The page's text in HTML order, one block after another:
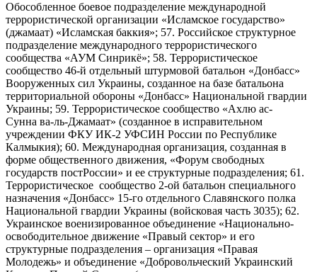
Обособленное боевое подразделение международной
террористической организации «Исламское государство»
(джамаат) «Исламская баккия»; 57. Российское структурное
подразделение международного террористического
сообщества «АУМ Синрикё»; 58. Террористическое
сообщество 46-й отдельный штурмовой батальон «Донбасс»
Вооруженных сил Украины, созданное на базе батальона
территориальной обороны «Донбасс» Национальной гвардии
Украины; 59. Террористическое сообщество «Ахлю ас-
Сунна ва-ль-Джамаат» (созданное в исправительном
учреждении ФКУ ИК-2 УФСИН России по Республике
Калмыкия); 60. Международная организация, созданная в
форме общественного движения, «Форум свободных
государств постРоссии» и ее структурные подразделения; 61.
Террористическое сообщество 2-ой батальон специального
назначения «Донбасс» 15-го отдельного Славянского полка
Национальной гвардии Украины (войсковая часть 3035); 62.
Украинское военизированное объединение «Национально-
освободительное движение «Правый сектор» и его
структурные подразделения – организация «Правая
Молодежь» и объединение «Добровольческий Украинский